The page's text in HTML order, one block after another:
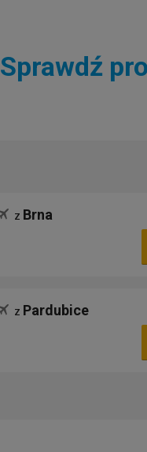
Sprawdź
z Brna
z Pardubice